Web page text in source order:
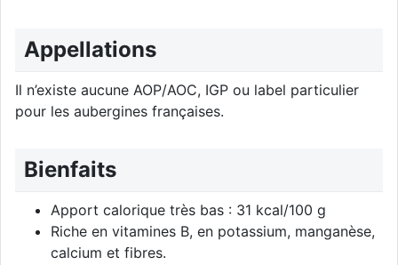
Appellations
Il n’existe aucune AOP/AOC, IGP ou label particulier
pour les aubergines françaises.
Bienfaits
Apport calorique très bas : 31 kcal/100 g
Riche en vitamines B, en potassium, manganèse,
calcium et fibres.